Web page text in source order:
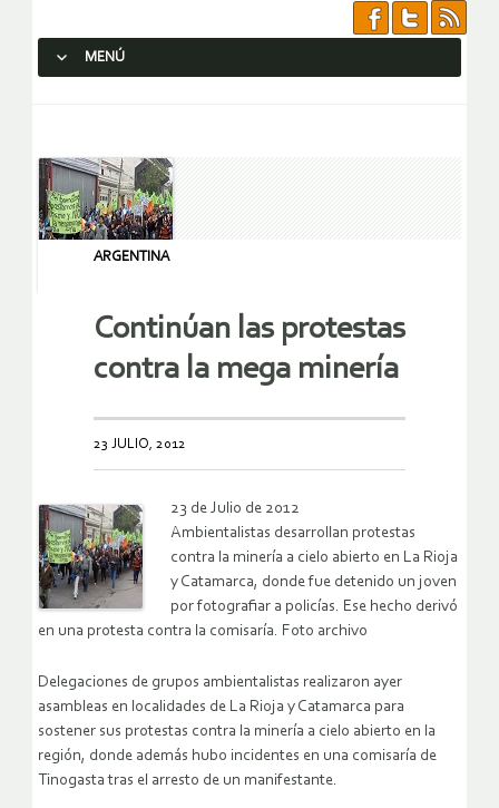
MENÚ
ARGENTINA
Continúan las protestas
contra la mega minería
23 JULIO, 2012
23 de Julio de 2012
Ambientalistas desarrollan protestas
contra la minería a cielo abierto en La Rioja
y Catamarca, donde fue detenido un joven
por fotografiar a policías. Ese hecho derivó
en una protesta contra la comisaría. Foto archivo
Delegaciones de grupos ambientalistas realizaron ayer
asambleas en localidades de La Rioja y Catamarca para
sostener sus protestas contra la minería a cielo abierto en la
región, donde además hubo incidentes en una comisaría de
Tinogasta tras el arresto de un manifestante.